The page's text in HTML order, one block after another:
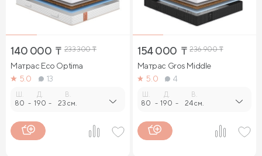
140 000 ₸ 233 300₸
Матрас Eco Optima
5.0
13
80 -
Д.
190 -
В.
23 см.
154 000 ₸ 236 900₸
Матрас Gros Middle
5.0
4
80 -
Д.
190 -
В.
24 см.